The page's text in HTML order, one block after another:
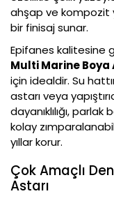
ahşap ve kompozit
bir finisaj sunar.
Epifanes kalitesine
Multi Marine Boya
için idealdir. Su
astarı veya
dayanıklılığı,
kolay
yıllar korur.
Çok Amaçlı
Astarı